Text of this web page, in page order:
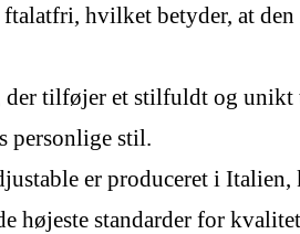
hvilket betyder, at
der tilføjer et stilfuldt og
personlige stil.
er produceret i
højeste standarder for